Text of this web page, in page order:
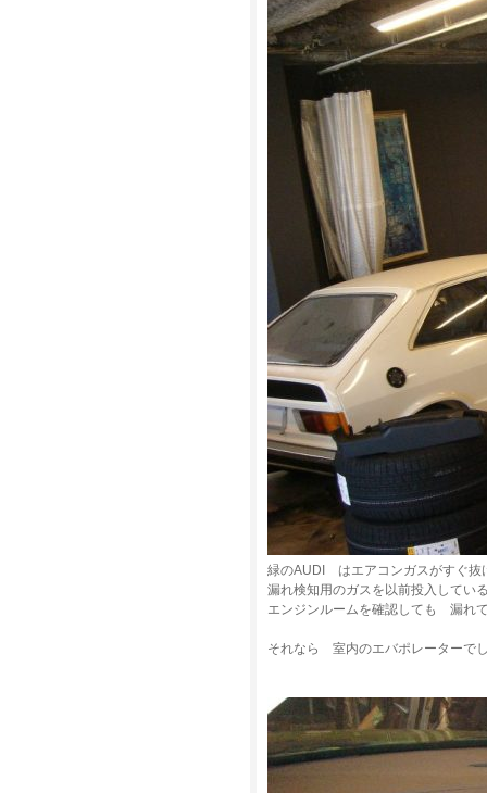
緑のAUDI はエアコンガスがすぐ抜
漏れ検知用のガスを以前投入してい
エンジンルームを確認しても 漏れ
それなら 室内のエバポレーターで